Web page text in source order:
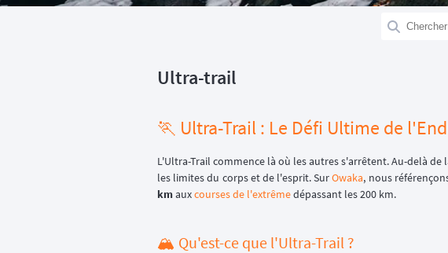
Ultra-trail
🏃 Ultra-Trail : Le Défi Ultime de
L'Ultra-Trail commence là où les autres s'arrêtent. Au-delà
les limites du corps et de l'esprit. SurOwaka, nous
kmauxcourses de l'extrêmedépassant les 200 km.
🏔️ Qu'est-ce que l'Ultra-Trail ?